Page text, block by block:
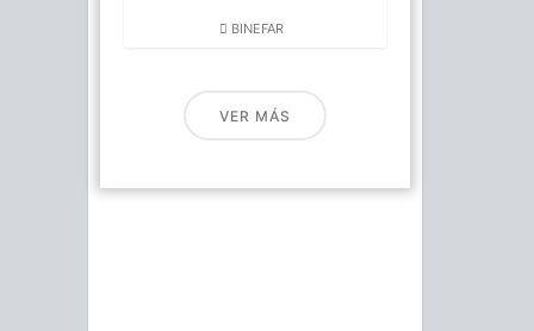
BINEFAR
VER MÁS